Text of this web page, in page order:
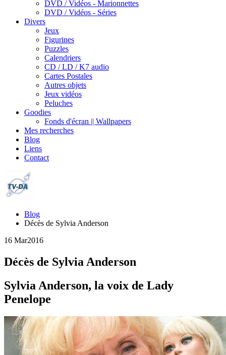
DVD / Vidéos - Marionnettes
DVD / Vidéos - Séries
Divers
Jeux
Figurines
Puzzles
Calendriers
CD / LD / K7 audio
Cartes Postales
Autres objets
Jeux vidéos
Peluches
Goodies
Fonds d'écran || Wallpapers
Mes recherches
Blog
Liens
Contact
Blog
Décès de Sylvia Anderson
16 Mar2016
Décès de Sylvia Anderson
Sylvia Anderson, la voix de Lady
Penelope